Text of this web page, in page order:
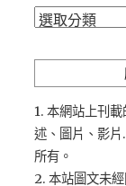
分
1. 本網站上刊
述、圖片、影
所有。
2. 本站圖文未